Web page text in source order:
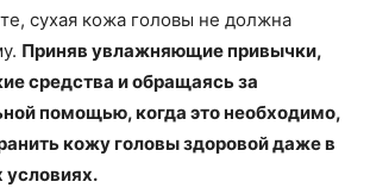
сухая кожа головы не должна
Приняв увлажняющие привычки,
средства и обращаясь за
помощью, когда это необходимо,
кожу головы здоровой даже в